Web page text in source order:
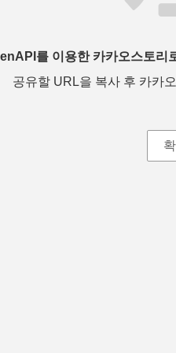
를 이용한 카카오스토리
공유할 URL을 복사 후 카카